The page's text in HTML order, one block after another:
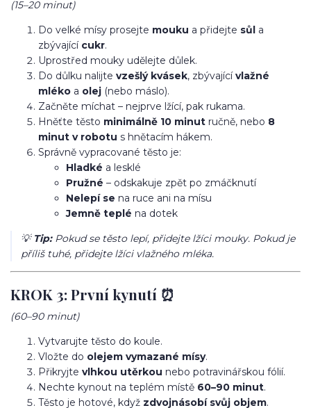
(15–20 minut)
Do velké mísy prosejte mouku a přidejte sůl a
zbývající cukr.
Uprostřed mouky udělejte důlek.
Do důlku nalijte vzešlý kvásek, zbývajícívlažné
mléko a olej (nebo máslo).
Začněte míchat – nejprve lžící, pak rukama.
Hněťte těsto minimálně 10 minut ručně, nebo 8
minut v robotu s hnětacím hákem.
Správně vypracované těsto je:
Hladké a lesklé
Pružné – odskakuje zpět po zmáčknutí
Nelepí se na ruce ani na mísu
Jemně teplé na dotek
💡 Tip:Pokud se těsto lepí, přidejte lžíci mouky. Pokud je
příliš tuhé, přidejte lžíci vlažného mléka.
KROK 3: První kynutí ⏰
(60–90 minut)
Vytvarujte těsto do koule.
Vložte do olejem vymazané mísy.
Přikryjte vlhkou utěrkou nebo potravinářskou fólií.
Nechte kynout na teplém místě 60–90 minut.
Těsto je hotové, když zdvojnásobí svůj objem.